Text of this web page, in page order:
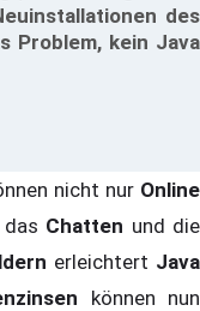
des
Problem, kein Java
nicht nur Online
Chatten und die
erleichtert Java
können nun